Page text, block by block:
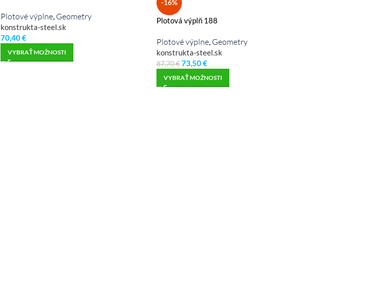
Plotové výplne, Geometry
konstrukta-steel.sk
70,40€
VYBRAŤ MOŽNOSTI
-16%
Plotová výplň 188
Plotové výplne, Geometry
konstrukta-steel.sk
87,70€ 73,50€
VYBRAŤ MOŽNOSTI